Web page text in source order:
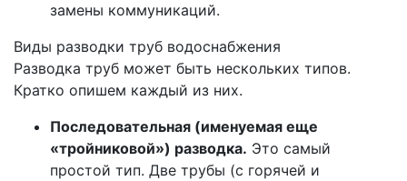
замены коммуникаций.
Виды разводки труб водоснабжения
Разводка труб может быть нескольких типов.
Кратко опишем каждый из них.
Последовательная (именуемая еще
«тройниковой») разводка. Это самый
простой тип. Две трубы (с горячей и